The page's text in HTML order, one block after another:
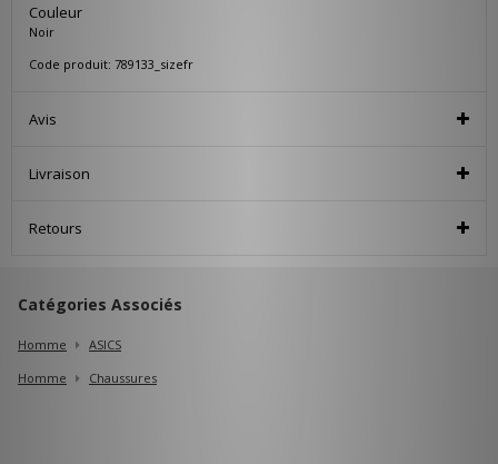
Couleur
Noir
Code produit: 789133_sizefr
Avis
Livraison
Retours
Catégories Associés
Homme
ASICS
Homme
Chaussures